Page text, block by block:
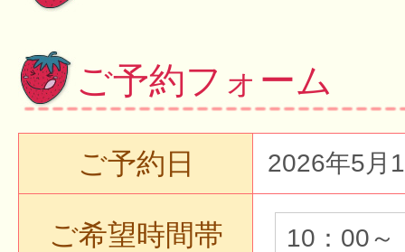
ご予約フォーム
ご予約日 2026年5月
ご希望時間帯